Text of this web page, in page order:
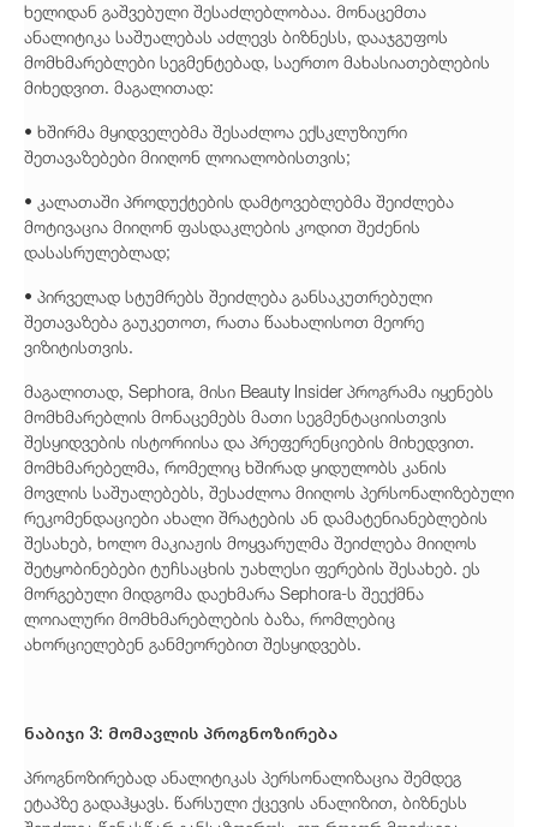
ხელიდან გაშვებული შესაძლებლობაა. მონაცემთა
ანალიტიკა საშუალებას აძლევს ბიზნესს, დააჯგუფოს
მომხმარებლები სეგმენტებად, საერთო მახასიათებლების
მიხედვით. მაგალითად:
• ხშირმა მყიდველებმა შესაძლოა ექსკლუზიური
შეთავაზებები მიიღონ ლოიალობისთვის;
• კალათაში პროდუქტების დამტოვებლებმა შეიძლება
მოტივაცია მიიღონ ფასდაკლების კოდით შეძენის
დასასრულებლად;
• პირველად სტუმრებს შეიძლება განსაკუთრებული
შეთავაზება გაუკეთოთ, რათა წაახალისოთ მეორე
ვიზიტისთვის.
მაგალითად, Sephora, მისი Beauty Insider პროგრამა იყენებს
მომხმარებლის მონაცემებს მათი სეგმენტაციისთვის
შესყიდვების ისტორიისა და პრეფერენციების მიხედვით.
მომხმარებელმა, რომელიც ხშირად ყიდულობს კანის
მოვლის საშუალებებს, შესაძლოა მიიღოს პერსონალიზებული
რეკომენდაციები ახალი შრატების ან დამატენიანებლების
შესახებ, ხოლო მაკიაჟის მოყვარულმა შეიძლება მიიღოს
შეტყობინებები ტუჩსაცხის უახლესი ფერების შესახებ. ეს
მორგებული მიდგომა დაეხმარა Sephora-ს შეექმნა
ლოიალური მომხმარებლების ბაზა, რომლებიც
ახორციელებენ განმეორებით შესყიდვებს.
ნაბიჯი 3: მომავლის პროგნოზირება
პროგნოზირებად ანალიტიკას პერსონალიზაცია შემდეგ
ეტაპზე გადაჰყავს. წარსული ქცევის ანალიზით, ბიზნესს